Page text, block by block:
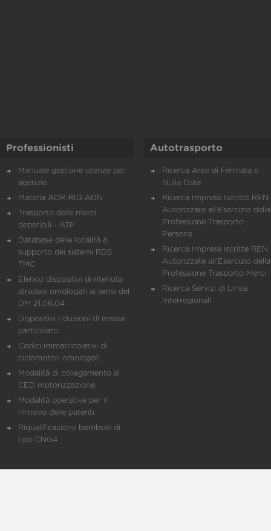
Professionisti
Manuale gestione utenze per
agenzie
Materia ADR-RID-ADN
Trasporto delle merci
deperibili - ATP
Database delle località a
supporto dei sistemi RDS
TMC
Elenco dispositivi di ritenuta
stradale omologati ai sensi del
DM 21.06.04
Dispositivi riduzioni di massa
particolato
Codici immatricolativi di
ciclomotori omologati
Modalità di collegamento al
CED motorizzazione
Modalità operative per il
rinnovo delle patenti
Riqualificazione bombole di
tipo CNG4
Autotrasporto
Ricerca Aree di Fermata e
Nulla Osta
Ricerca Imprese Iscritte REN
Autorizzate all'Esercizio della
Professione Trasporto
Persone
Ricerca Imprese iscritte REN
Autorizzate all'Esercizio della
Professione Trasporto Merci
Ricerca Servizi di Linea
Interregionali